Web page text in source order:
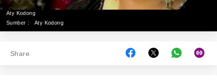
Aty Kodong
Sumber :
Aty Kodong
Share